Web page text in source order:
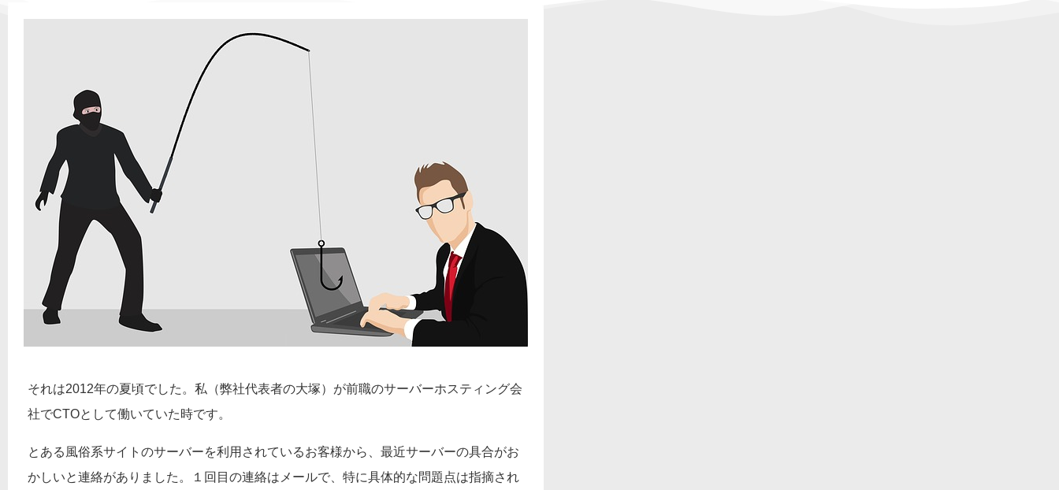
それは2012年の夏頃でした。私（弊社代表者の大塚）が前職のサーバーホスティング会
社でCTOとして働いていた時です。
とある風俗系サイトのサーバーを利用されているお客様から、最近サーバーの具合がお
かしいと連絡がありました。１回目の連絡はメールで、特に具体的な問題点は指摘され